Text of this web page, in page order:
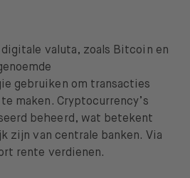
valuta, zoals Bitcoin en
gebruiken om transacties
maken. Cryptocurrency’s
beheerd, wat betekent
zijn van centrale banken. Via
rente verdienen.